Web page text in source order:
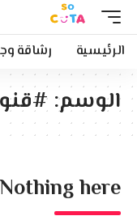
الرئيسية رشاقة
الوسم:
here